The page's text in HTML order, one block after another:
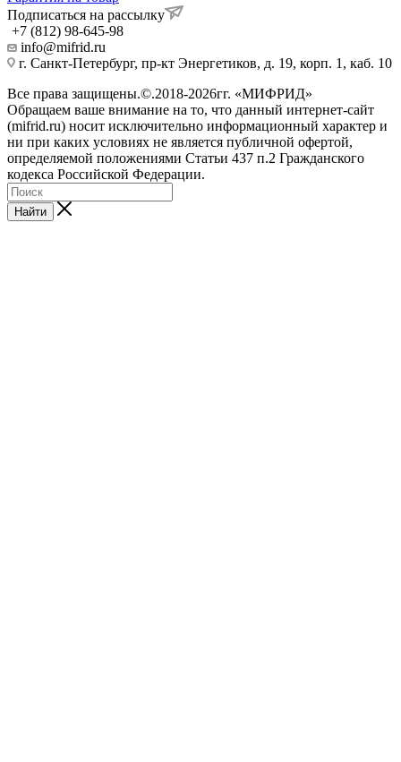
Подписаться на рассылку
+7 (812) 98-645-98
info@mifrid.ru
г. Санкт-Петербург, пр-кт Энергетиков, д. 19, корп. 1, каб. 10
Все права защищены.©.2018-2026гг. «МИФРИД»
Обращаем ваше внимание на то, что данный интернет-сайт
(mifrid.ru) носит исключительно информационный характер и
ни при каких условиях не является публичной офертой,
определяемой положениями Статьи 437 п.2 Гражданского
кодекса Российской Федерации.
Найти